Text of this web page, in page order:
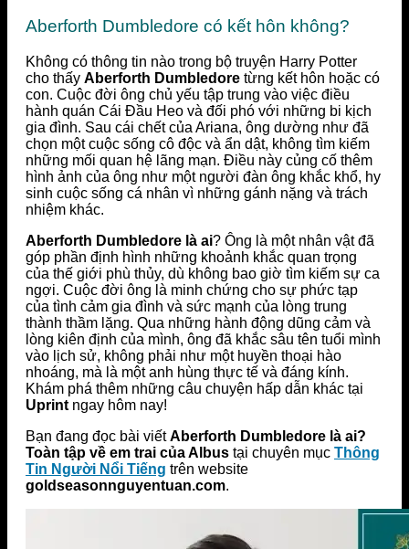
Aberforth Dumbledore có kết hôn không?
Không có thông tin nào trong bộ truyện Harry Potter
cho thấy Aberforth Dumbledore từng kết hôn hoặc có
con. Cuộc đời ông chủ yếu tập trung vào việc điều
hành quán Cái Đầu Heo và đối phó với những bi kịch
gia đình. Sau cái chết của Ariana, ông dường như đã
chọn một cuộc sống cô độc và ẩn dật, không tìm kiếm
những mối quan hệ lãng mạn. Điều này củng cố thêm
hình ảnh của ông như một người đàn ông khắc khổ, hy
sinh cuộc sống cá nhân vì những gánh nặng và trách
nhiệm khác.
Aberforth Dumbledore là ai? Ông là một nhân vật đã
góp phần định hình những khoảnh khắc quan trọng
của thế giới phù thủy, dù không bao giờ tìm kiếm sự ca
ngợi. Cuộc đời ông là minh chứng cho sự phức tạp
của tình cảm gia đình và sức mạnh của lòng trung
thành thầm lặng. Qua những hành động dũng cảm và
lòng kiên định của mình, ông đã khắc sâu tên tuổi mình
vào lịch sử, không phải như một huyền thoại hào
nhoáng, mà là một anh hùng thực tế và đáng kính.
Khám phá thêm những câu chuyện hấp dẫn khác tại
Uprint ngay hôm nay!
Bạn đang đọc bài viếtAberforth Dumbledore là ai?
Toàn tập về em trai của Albus tại chuyên mục Thông
Tin Người Nổi Tiếng trên website
goldseasonnguyentuan.com.